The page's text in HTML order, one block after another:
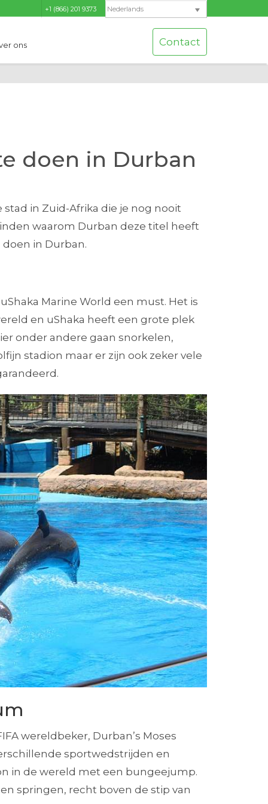
+1 (866) 201 9373 Nederlands
ons Contact
doen in Durban
stad in Zuid-Afrika die je nog nooit
waarom Durban deze titel heeft
in Durban.
Marine World een must. Het is
en uShaka heeft een grote plek
onder andere gaan snorkelen,
stadion maar er zijn ook zeker vele
wereldbeker, Durban’s Moses
sportwedstrijden en
in de wereld met een bungeejump.
springen, recht boven de stip van